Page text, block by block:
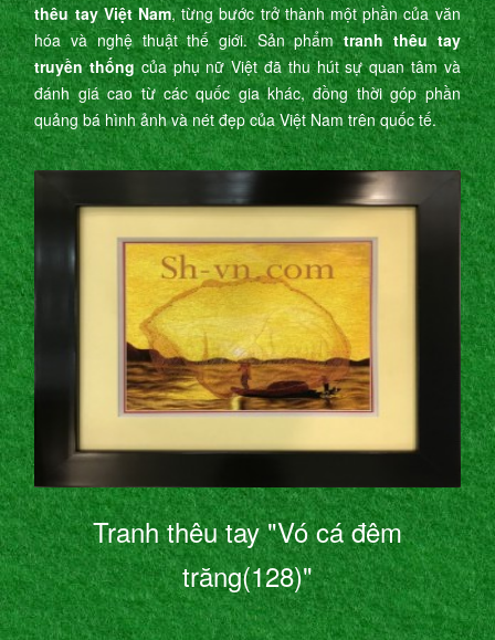
thêu tay Việt Nam, từng bước trở thành một phần của văn
hóa và nghệ thuật thế giới. Sản phẩmtranh thêu tay
truyền thốngcủa phụ nữ Việt đã thu hút sự quan tâm và
đánh giá cao từ các quốc gia khác, đồng thời góp phần
quảng bá hình ảnh và nét đẹp của Việt Nam trên quốc tế.
Tranh thêu tay "Vó cá đêm
trăng(128)"